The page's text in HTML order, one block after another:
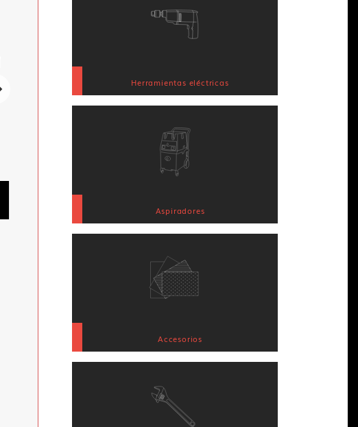
Herramientas eléctricas
Aspiradores
Accesorios